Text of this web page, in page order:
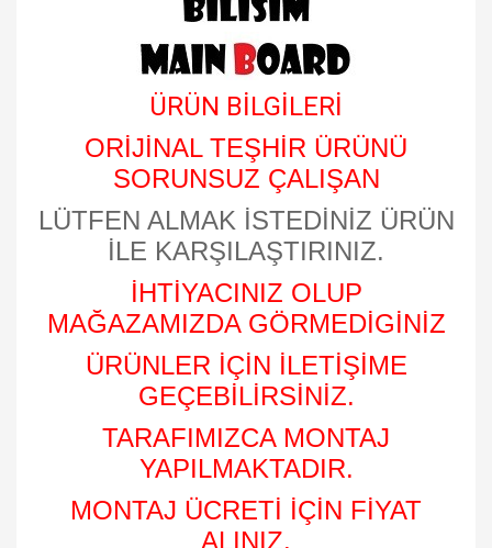
ÜRÜN BİLGİLERİ
ORİJİNAL TEŞHİR ÜRÜNÜ
SORUNSUZ ÇALIŞAN
LÜTFEN ALMAK İSTEDİNİZ ÜRÜN
İLE KARŞILAŞTIRINIZ.
İHTİYACINIZ OLUP
MAĞAZAMIZDA GÖRMEDİGİNİZ
ÜRÜNLER İÇİN İLETİŞİME
GEÇEBİLİRSİNİZ.
TARAFIMIZCA MONTAJ
YAPILMAKTADIR.
MONTAJ ÜCRETİ İÇİN FİYAT
ALINIZ.